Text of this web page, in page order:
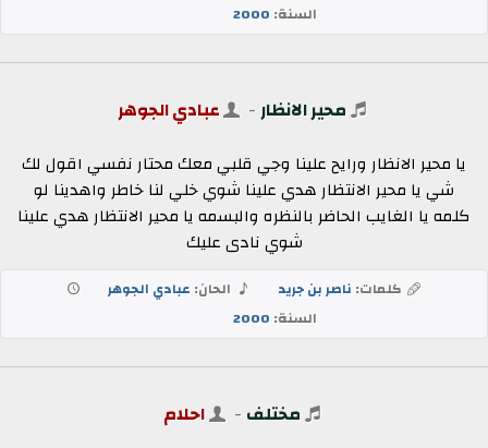
السنة: 2000
محير الانظار- عبادي الجوهر
يا محير الانظار ورايح علينا وجي قلبي معك محتار نفسي اقول لك
شي يا محير الانتظار هدي علينا شوي خلي لنا خاطر واهدينا لو
كلمه يا الغايب الحاضر بالنظره والبسمه يا محير الانتظار هدي علينا
شوي نادى عليك
كلمات: ناصر بن جريد الحان: عبادي الجوهر
السنة: 2000
مختلف - احلام